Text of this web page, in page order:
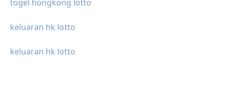
togel hongkong lotto
keluaran hk lotto
keluaran hk lotto